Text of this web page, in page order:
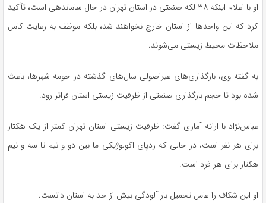
او با اعلام اینکه ۳۸ لکه صنعتی در استان تهران در حال ساماندهی است، تأکید
کرد که این واحدها از استان خارج نخواهند شد، بلکه موظف به رعایت کامل
ملاحظات محیط زیستی می‌شوند.
به گفته وی، بارگذاری‌های غیراصولی سال‌های گذشته در حومه شهرها، باعث
شده بود تا حجم بارگذاری صنعتی از ظرفیت زیستی استان فراتر رود.
عباس‌نژاد با ارائه آماری گفت: ظرفیت زیستی استان تهران کمتر از یک هکتار
برای هر نفر است، در حالی که ردپای اکولوژیکی ما بین دو و نیم تا سه و نیم
هکتار برای هر فرد است.
او این شکاف را عامل تحمیل بار آلودگی بیش از حد به استان دانست.